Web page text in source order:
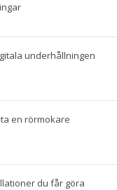
underhållningen
en rörmokare
du får göra